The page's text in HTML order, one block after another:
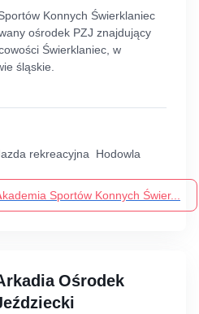
Konnych Świerklaniec
ośrodek PZJ znajdujący
Świerklaniec, w
śląskie.
rekreacyjna Hodowla
Sportów Konnych Świer...
Ośrodek